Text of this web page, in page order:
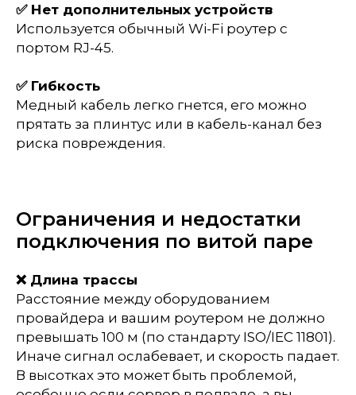
✅ Нет дополнительных устройств
Используется обычный Wi-Fi роутер с
портом RJ-45.
✅ Гибкость
Медный кабель легко гнется, его можно
прятать за плинтус или в кабель-канал без
риска повреждения.
Ограничения и недостатки
подключения по витой паре
❌ Длина трассы
Расстояние между оборудованием
провайдера и вашим роутером не должно
превышать 100 м (по стандарту ISO/IEC 11801).
Иначе сигнал ослабевает, и скорость падает.
В высотках это может быть проблемой,